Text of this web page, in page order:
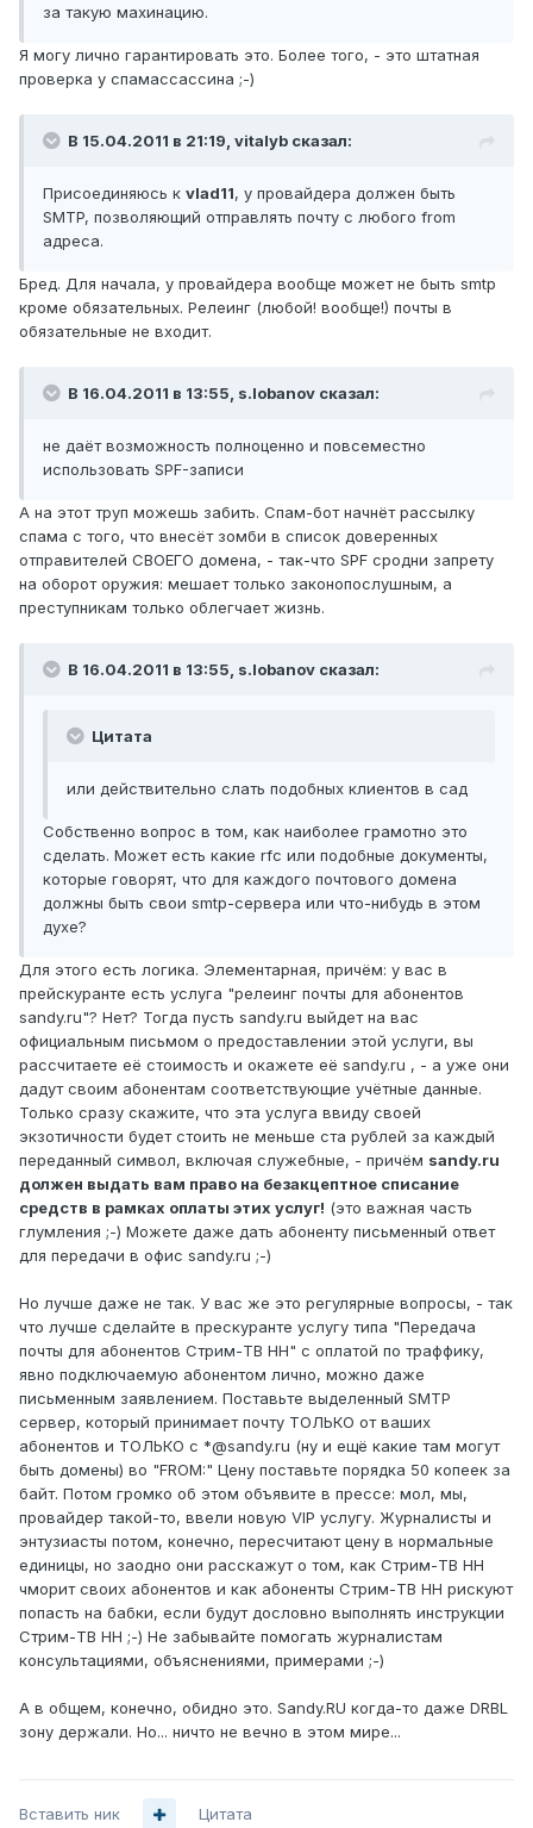
за такую махинацию.
Я могу лично гарантировать это. Более того, - это штатная
проверка у спамассассина ;-)
В 15.04.2011 в 21:19, vitalyb сказал:
Присоединяюсь к vlad11, у провайдера должен быть
SMTP, позволяющий отправлять почту с любого from
адреса.
Бред. Для начала, у провайдера вообще может не быть smtp
кроме обязательных. Релеинг (любой! вообще!) почты в
обязательные не входит.
В 16.04.2011 в 13:55, s.lobanov сказал:
не даёт возможность полноценно и повсеместно
использовать SPF-записи
А на этот труп можешь забить. Спам-бот начнёт рассылку
спама с того, что внесёт зомби в список доверенных
отправителей СВОЕГО домена, - так-что SPF сродни запрету
на оборот оружия: мешает только законопослушным, а
преступникам только облегчает жизнь.
В 16.04.2011 в 13:55, s.lobanov сказал:
Цитата
или действительно слать подобных клиентов в сад
Собственно вопрос в том, как наиболее грамотно это
сделать. Может есть какие rfc или подобные документы,
которые говорят, что для каждого почтового домена
должны быть свои smtp-сервера или что-нибудь в этом
духе?
Для этого есть логика. Элементарная, причём: у вас в
прейскуранте есть услуга "релеинг почты для абонентов
sandy.ru"? Нет? Тогда пусть sandy.ru выйдет на вас
официальным письмом о предоставлении этой услуги, вы
рассчитаете её стоимость и окажете её sandy.ru , - а уже они
дадут своим абонентам соответствующие учётные данные.
Только сразу скажите, что эта услуга ввиду своей
экзотичности будет стоить не меньше ста рублей за каждый
переданный символ, включая служебные, - причём sandy.ru
должен выдать вам право на безакцептное списание
средств в рамках оплаты этих услуг! (это важная часть
глумления ;-) Можете даже дать абоненту письменный ответ
для передачи в офис sandy.ru ;-)
Но лучше даже не так. У вас же это регулярные вопросы, - так
что лучше сделайте в прескуранте услугу типа "Передача
почты для абонентов Стрим-ТВ НН" с оплатой по траффику,
явно подключаемую абонентом лично, можно даже
письменным заявлением. Поставьте выделенный SMTP
сервер, который принимает почту ТОЛЬКО от ваших
абонентов и ТОЛЬКО с *@sandy.ru (ну и ещё какие там могут
быть домены) во "FROM:" Цену поставьте порядка 50 копеек за
байт. Потом громко об этом объявите в прессе: мол, мы,
провайдер такой-то, ввели новую VIP услугу. Журналисты и
энтузиасты потом, конечно, пересчитают цену в нормальные
единицы, но заодно они расскажут о том, как Стрим-ТВ НН
чморит своих абонентов и как абоненты Стрим-ТВ НН рискуют
попасть на бабки, если будут дословно выполнять инструкции
Стрим-ТВ НН ;-) Не забывайте помогать журналистам
консультациями, объяснениями, примерами ;-)
А в общем, конечно, обидно это. Sandy.RU когда-то даже DRBL
зону держали. Но... ничто не вечно в этом мире...
Вставить ник Цитата